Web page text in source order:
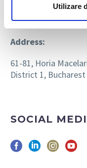
Utilizare
Email:
Address:
61-81, Horia
District 1, Bucharest
SOCIAL